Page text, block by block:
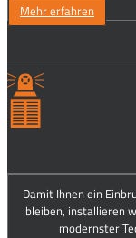
Mehr erfahren
Damit Ihnen ein
bleiben, installieren
modernster